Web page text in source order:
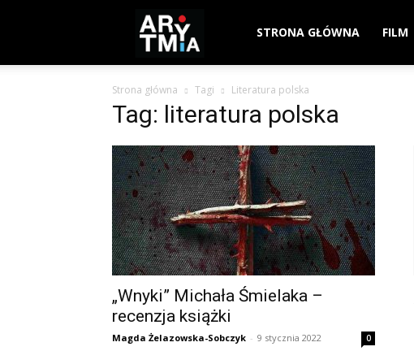
arytmia.eu
STRONA GŁÓWNA FILM
Strona główna Tagi Literatura polska
Tag: literatura polska
„Wnyki” Michała Śmielaka –
recenzja książki
Magda Żelazowska-Sobczyk - 9 stycznia 2022 0